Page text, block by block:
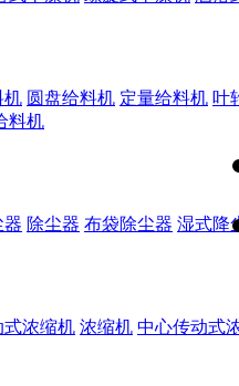
机 圆盘给料机 定量给料机 叶
料机
器 除尘器 布袋除尘器 湿式降
式浓缩机 浓缩机 中心传动式